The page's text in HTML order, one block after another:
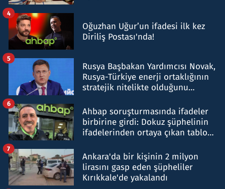
Oğuzhan Uğur’un ifadesi ilk kez
Diriliş Postası'nda!
4
Rusya Başbakan Yardımcısı Novak,
Rusya-Türkiye enerji ortaklığının
stratejik nitelikte olduğunu
5
Ahbap soruşturmasında ifadeler
birbirine girdi: Dokuz şüphelinin
ifadelerinden ortaya çıkan tablo
6
Ankara'da bir kişinin 2 milyon
lirasını gasp eden şüpheliler
Kırıkkale'de yakalandı
7